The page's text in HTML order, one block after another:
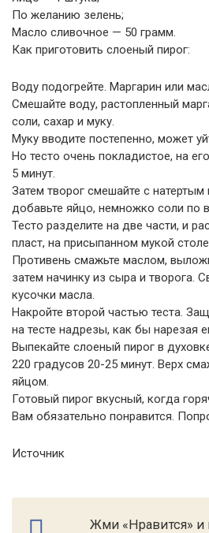
По желанию зелень;
Масло сливочное — 50 грамм.
Как приготовить слоеный пирог:
Воду подогрейте. Маргарин или
Смешайте воду, растопленный
соли, сахар и муку.
Муку вводите постепенно, может
Но тесто очень покладистое, на
5 минут.
Затем творог смешайте с натертым
добавьте яйцо, немножко соли по
Тесто разделите на две части, и
пласт, на присыпанном мукой
Противень смажьте маслом,
затем начинку из сыра и творога.
кусочки масла.
Накройте второй частью теста.
на тесте надрезы, как бы нарезая
Выпекайте слоеный пирог в
220 градусов 20-25 минут. Верх
яйцом.
Готовый пирог вкусный, когда
Вам обязательно понравится.
Источник
Жми «Нравится» и